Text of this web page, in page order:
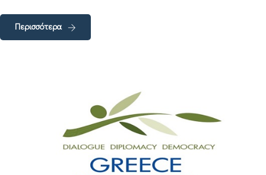
Περισσότερα